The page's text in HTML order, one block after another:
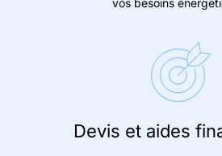
vos besoins
Devis et aides